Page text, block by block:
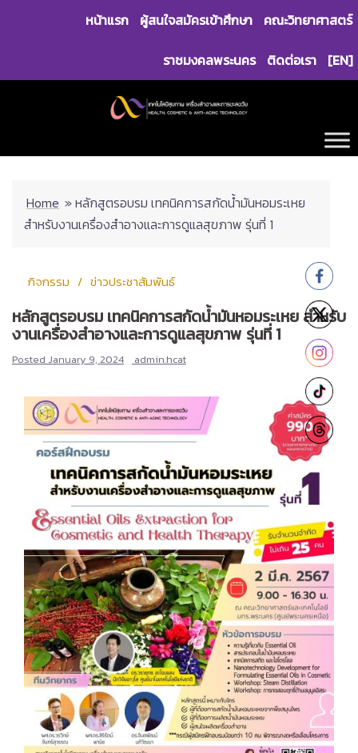
หน้าแรก ผู้สนใจสมัครเข้าศึกษา คณะวิทยาศาสตร์
ราชมงคลพระนคร ติดต่อเรา [EN]
Home »หลักสูตรอบรม เทคนิคการสกัดน้ำมันหอมระเหย
สำหรับงานเครื่องสำอางและการดูแลสุขภาพ รุ่นที่ 1
กิจกรรม ข่าวประชาสัมพันธ์
หลักสูตรอบรม เทคนิคการสกัดน้ำมันหอมระเหย สำหรับ
งานเครื่องสำอางและการดูแลสุขภาพ รุ่นที่ 1
Posted January 9, 2024 admin.hcat